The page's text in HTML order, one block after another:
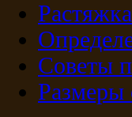
Советы